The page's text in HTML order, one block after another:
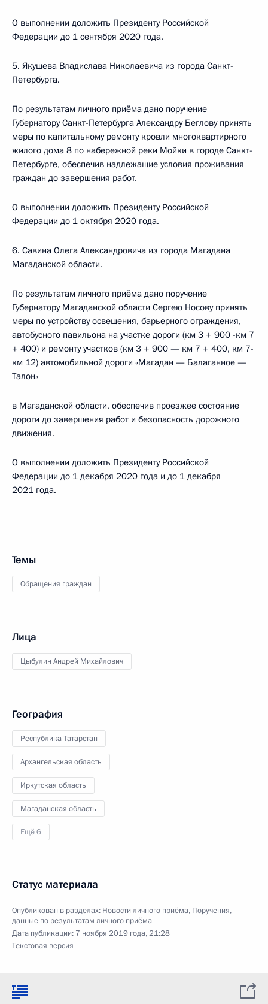
О выполнении доложить Президенту Российской
Федерации до 1 сентября 2020 года.
5. Якушева Владислава Николаевича из города Санкт-
Петербурга.
По результатам личного приёма дано поручение
Губернатору Санкт-Петербурга Александру Беглову принять
меры по капитальному ремонту кровли многоквартирного
жилого дома 8 по набережной реки Мойки в городе Санкт-
Петербурге, обеспечив надлежащие условия проживания
граждан до завершения работ.
О выполнении доложить Президенту Российской
Федерации до 1 октября 2020 года.
6. Савина Олега Александровича из города Магадана
Магаданской области.
По результатам личного приёма дано поручение
Губернатору Магаданской области Сергею Носову принять
меры по устройству освещения, барьерного ограждения,
автобусного павильона на участке дороги (км 3 + 900 -км 7
+ 400) и ремонту участков (км 3 + 900 — км 7 + 400, км 7-
км 12) автомобильной дороги «Магадан — Балаганное —
Талон»
в Магаданской области, обеспечив проезжее состояние
дороги до завершения работ и безопасность дорожного
движения.
О выполнении доложить Президенту Российской
Федерации до 1 декабря 2020 года и до 1 декабря
2021 года.
Темы
Обращения граждан
Лица
Цыбулин Андрей Михайлович
География
Республика Татарстан
Архангельская область
Иркутская область
Магаданская область
Ещё 6
Статус материала
Опубликован в разделах: Новости личного приёма, Поручения,
данные по результатам личного приёма
Дата публикации: 7 ноября 2019 года, 21:28
Текстовая версия